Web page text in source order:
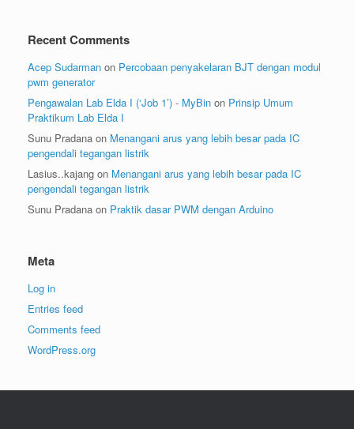
Recent Comments
Acep Sudarman on Percobaan penyakelaran BJT dengan modul
pwm generator
Pengawalan Lab Elda I (‘Job 1’) - MyBin on Prinsip Umum
Praktikum Lab Elda I
Sunu Pradana on Menangani arus yang lebih besar pada IC
pengendali tegangan listrik
Lasius..kajang on Menangani arus yang lebih besar pada IC
pengendali tegangan listrik
Sunu Pradana on Praktik dasar PWM dengan Arduino
Meta
Log in
Entries feed
Comments feed
WordPress.org